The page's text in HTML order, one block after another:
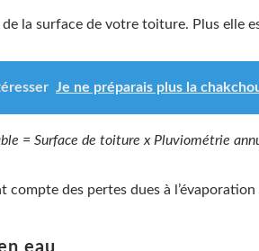
de la surface de votre toiture. Plus elle
Je ne préparais plus la
= Surface de toiture x Pluviométrie
compte des pertes dues à
eau